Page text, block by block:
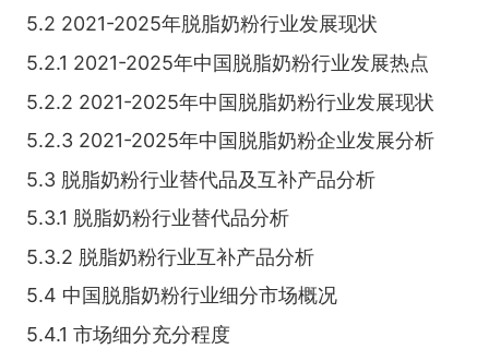
5.2 2021-2025年脱脂奶粉行业发展现状
5.2.1 2021-2025年中国脱脂奶粉行业发展热点
5.2.2 2021-2025年中国脱脂奶粉行业发展现状
5.2.3 2021-2025年中国脱脂奶粉企业发展分析
5.3 脱脂奶粉行业替代品及互补产品分析
5.3.1 脱脂奶粉行业替代品分析
5.3.2 脱脂奶粉行业互补产品分析
5.4 中国脱脂奶粉行业细分市场概况
5.4.1 市场细分充分程度